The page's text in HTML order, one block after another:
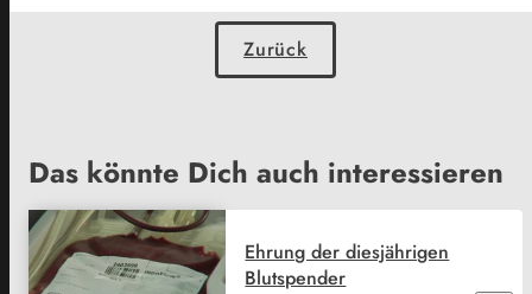
Zurück
Das könnte Dich auch interessieren
Ehrung der diesjährigen
Blutspender